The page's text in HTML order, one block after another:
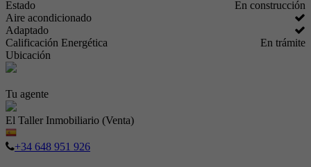
Estado
En construcción
Aire acondicionado
Adaptado
Calificación Energética
En trámite
Ubicación
Tu agente
El Taller Inmobiliario (Venta)
+34 648 951 926